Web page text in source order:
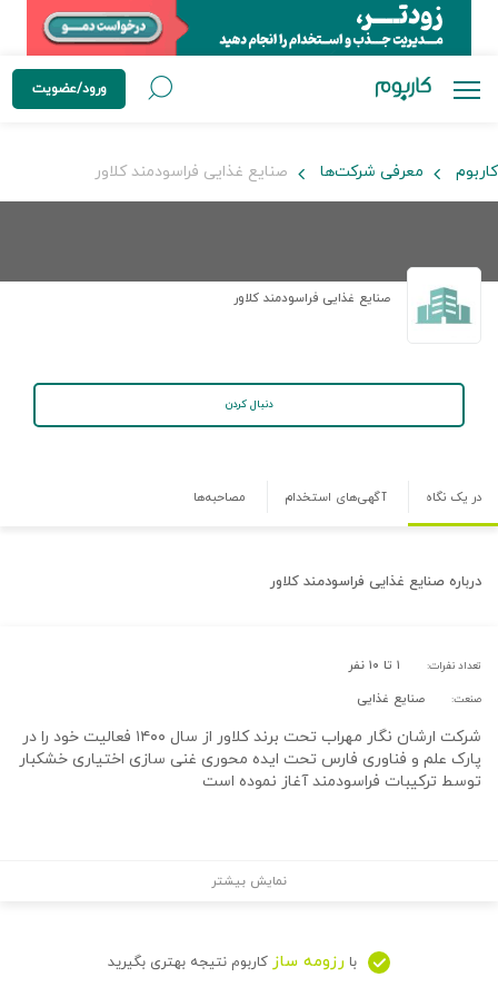
ورود/عضویت
کاربوم معرفی شرکت‌ها صنایع غذایی فراسودمند کلاور
صنایع غذایی فراسودمند کلاور
دنبال کردن
در یک نگاه آگهی‌های استخدام مصاحبه‌ها
درباره صنایع غذایی فراسودمند کلاور
تعداد نفرات: ۱ تا ۱۰ نفر
صنعت: صنایع غذایی
شرکت ارشان نگار مهراب تحت برند کلاور از سال ۱۴۰۰ فعالیت خود را در
پارک علم و فناوری فارس تحت ایده محوری غنی سازی اختیاری خشکبار
توسط ترکیبات فراسودمند آغاز نموده است
نمایش بیشتر
با رزومه ساز کاربوم نتیجه بهتری بگیرید